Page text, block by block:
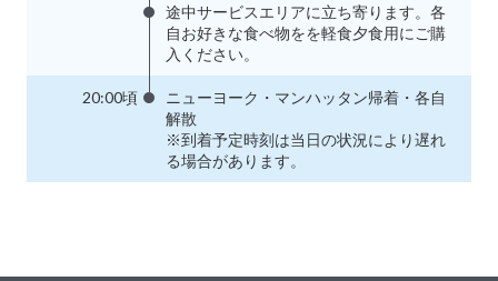
途中サービスエリアに立ち寄ります。各
自お好きな食べ物をを軽食夕食用にご購
入ください。
20:00頃
ニューヨーク・マンハッタン帰着・各自
解散
※到着予定時刻は当日の状況により遅れ
る場合があります。